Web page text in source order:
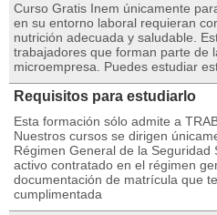
Curso Gratis Inem únicamente
en su entorno laboral requieran
nutrición adecuada y saludable.
trabajadores que forman parte de
microempresa. Puedes estudiar
Requisitos para estudiarlo
Esta formación sólo admite a
Nuestros cursos se dirigen
Régimen General de la
activo contratado en el régimen
documentación de matrícula que
cumplimentada